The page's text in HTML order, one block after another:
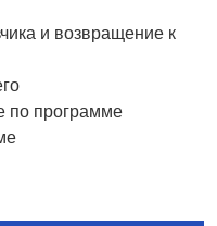
и возвращение к
по программе